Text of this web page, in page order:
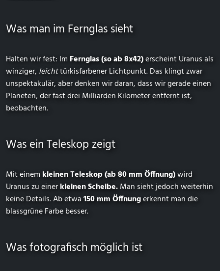
Was man im Fernglas sieht
Halten wir fest: Im Fernglas (so ab 8x42)erscheint Uranus als
winziger, leichttürkisfarbener Lichtpunkt. Das klingt zwar
unspektakulär, aber denken wir daran, dass wir gerade einen
Planeten, der fast drei Milliarden Kilometer entfernt ist,
beobachten.
Was ein Teleskop zeigt
Mit einem kleinen Teleskop (ab 80 mm Öffnung)wird
Uranus zu einerkleinen Scheibe.Man sieht jedoch weiterhin
keine Details. Ab etwa150 mm Öffnungerkennt man die
blassgrüne Farbe besser.
Was fotografisch möglich ist